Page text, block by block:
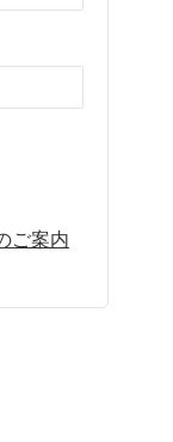
ご案内